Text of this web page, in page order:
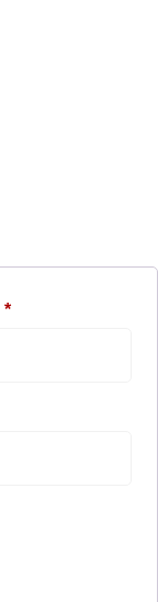
*